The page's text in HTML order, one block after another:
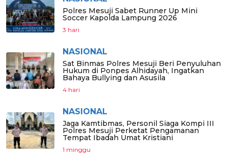
Polres Mesuji Sabet Runner Up Mini
Soccer Kapolda Lampung 2026
3 hari
NASIONAL
Sat Binmas Polres Mesuji Beri Penyuluhan
Hukum di Ponpes Alhidayah, Ingatkan
Bahaya Bullying dan Asusila
4 hari
NASIONAL
Jaga Kamtibmas, Personil Siaga Kompi III
Polres Mesuji Perketat Pengamanan
Tempat Ibadah Umat Kristiani
1 minggu